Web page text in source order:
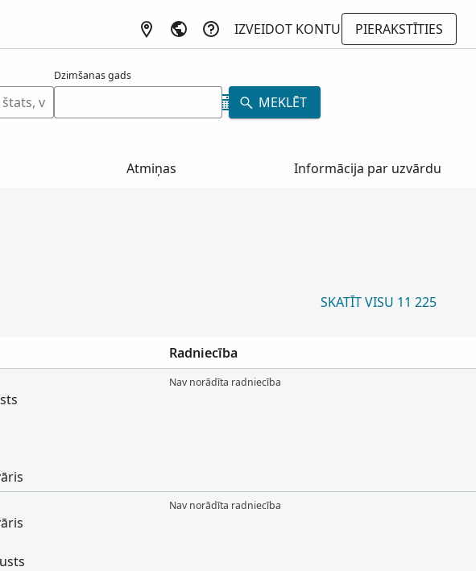
IZVEIDOT KONTU
PIERAKSTĪTIES
Dzimšanas gads
MEKLĒT
Atmiņas Informācija par uzvārdu
SKATĪT VISU 11 225
Radniecība
Nav norādīta radniecība
Nav norādīta radniecība